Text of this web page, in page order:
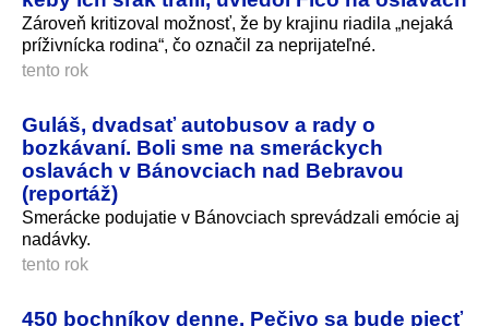
Zároveň kritizoval možnosť, že by krajinu riadila „nejaká
príživnícka rodina“, čo označil za neprijateľné.
tento rok
Guláš, dvadsať autobusov a rady o
bozkávaní. Boli sme na smeráckych
oslavách v Bánovciach nad Bebravou
(reportáž)
Smerácke podujatie v Bánovciach sprevádzali emócie aj
nadávky.
tento rok
450 bochníkov denne. Pečivo sa bude piecť